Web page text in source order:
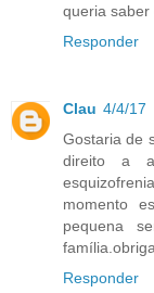
queria saber
Responder
Clau 4/4/17
Gostaria de
direito a
momento
pequena
Responder